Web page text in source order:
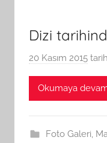
Dizi
20 Kasım 2015
Okumaya
Foto Galeri,